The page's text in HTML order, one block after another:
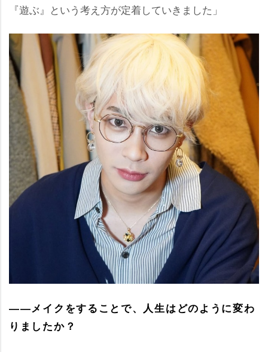
『遊ぶ』という考え方が定着していきました」
――メイクをすることで、人生はどのように変わ
りましたか？